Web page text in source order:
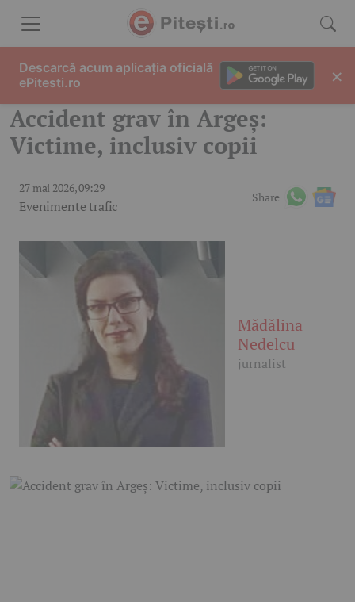
Accident grav în Argeș:
Victime, inclusiv copii
27 mai 2026, 09:29
Evenimente trafic
Share
Mădălina
Nedelcu
jurnalist
Descarcă acum aplicația oficială
ePitesti.ro
×